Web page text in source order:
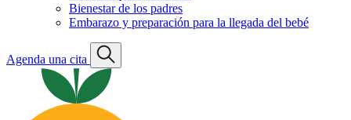
Bienestar de los padres
Embarazo y preparación para la llegada del bebé
Agenda una cita